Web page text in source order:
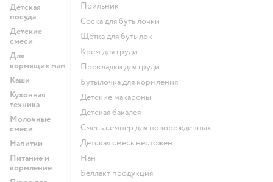
Детская
посуда
Детские
смеси
Для
кормящих мам
Каши
Кухонная
техника
Молочные
смеси
Напитки
Питание и
кормление
поильник
соска для бутылочки
щетка для бутылок
крем для груди
прокладки для груди
бутылочка для кормления
детские макароны
детская бакалея
смесь семпер для новорожденных
детская смесь нестожен
нан
беллакт продукция